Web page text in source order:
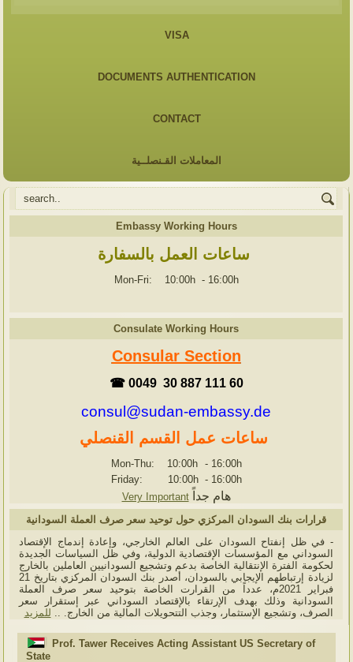
VISA
DOCUMENTS AUTHENTICATION
CONTACT
المعاملات القـنصلــية
Embassy Working Hours
ساعات العمل بالسفارة
Mon-Fri: 10:00h - 16:00h
Consulate Working Hours
Consular Section
☎ 0049 30 887 111 60
consul@sudan-embassy.de
ساعات عمل القسم القنصلي
Mon-Thu: 10:00h - 16:00h
Friday: 10:00h - 16:00h
Very Important
هام جداً
قرارات بنك السودان المركزي حول توحيد سعر صرف العملة السودانية
- في ظل إنفتاح السودان على العالم الخارجي، وإعادة إندماج الإقتصاد
السوداني مع المؤسسات الإقتصادية الدولية، وفي ظل السياسات الجديدة
لحكومة الفترة الإنتقالية الخاصة بدعم وتشجيع السودانيين العاملين بالخارج
لزيادة إرتباطهم الإيجابي بالسودان، أصدر بنك السودان المركزي بتاريخ 21
فبراير 2021م، عدداً من القرارت الخاصة بتوحيد سعر صرف العملة
السودانية وذلك بهدف الإرتقاء بالإقتصاد السوداني عبر إستقرار سعر
الصرف، وتشجيع الإستثمار، وجذب التتحويلات المالية من الخارج. .. للمزيد
Prof. Tawer Receives Acting Assistant US Secretary of
State